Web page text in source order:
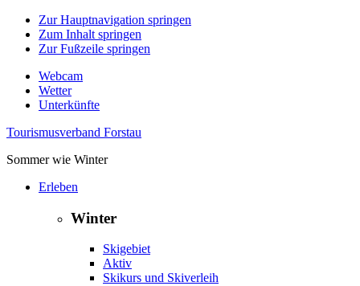
Zur Hauptnavigation springen
Zum Inhalt springen
Zur Fußzeile springen
Webcam
Wetter
Unterkünfte
Tourismusverband Forstau
Sommer wie Winter
Erleben
Winter
Skigebiet
Aktiv
Skikurs und Skiverleih